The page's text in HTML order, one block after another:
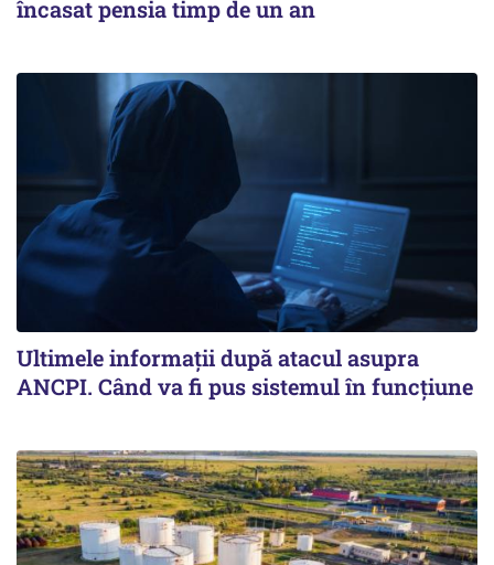
încasat pensia timp de un an
Ultimele informații după atacul asupra
ANCPI. Când va fi pus sistemul în funcțiune